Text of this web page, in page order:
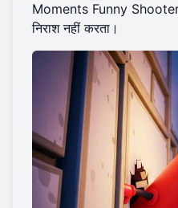
Moments Funny
निराश नहीं करता।